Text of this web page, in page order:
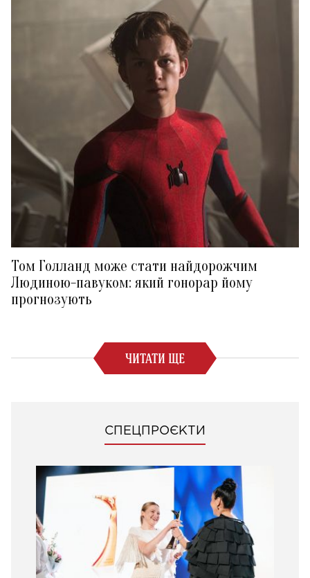
Том Голланд може стати найдорожчим
Людиною-павуком: який гонорар йому
прогнозують
ЧИТАТИ ЩЕ
СПЕЦПРОЄКТИ